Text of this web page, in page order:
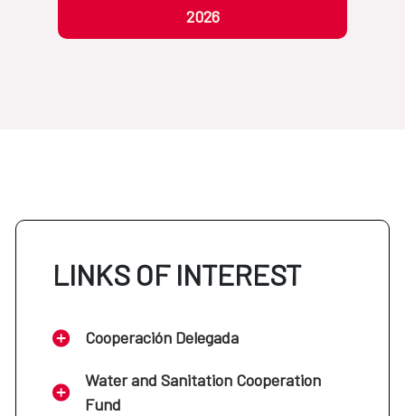
2026
LINKS OF INTEREST
Cooperación Delegada
Water and Sanitation Cooperation
Fund